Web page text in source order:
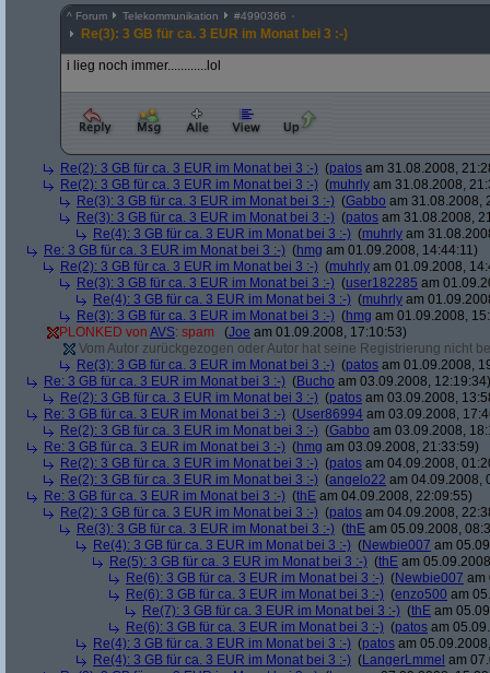
^ Forum Telekommunikation #4990366
Re(3): 3 GB für ca. 3 EUR im Monat bei 3 :-)
i lieg noch immer............lol
Re(2): 3 GB für ca. 3 EUR im Monat bei 3 :-) (patos am 31.08.2008,
Re(2): 3 GB für ca. 3 EUR im Monat bei 3 :-) (muhrly am 31.08.2008,
Re(3): 3 GB für ca. 3 EUR im Monat bei 3 :-) (Gabbo am 31.08.2008,
Re(3): 3 GB für ca. 3 EUR im Monat bei 3 :-) (patos am 31.08.2008,
Re(4): 3 GB für ca. 3 EUR im Monat bei 3 :-) (muhrly am
Re: 3 GB für ca. 3 EUR im Monat bei 3 :-) (hmg am 01.09.2008, 14:44:11)
Re(2): 3 GB für ca. 3 EUR im Monat bei 3 :-) (muhrly am 01.09.2008,
Re(3): 3 GB für ca. 3 EUR im Monat bei 3 :-) (user182285 am
Re(4): 3 GB für ca. 3 EUR im Monat bei 3 :-) (muhrly am
Re(3): 3 GB für ca. 3 EUR im Monat bei 3 :-) (hmg am 01.09.2008,
PLONKED von AVS: spam (Joe am 01.09.2008, 17:10:53)
Vom Autor zurückgezogen oder Autor hat seine Registrierung nicht
Re(3): 3 GB für ca. 3 EUR im Monat bei 3 :-) (patos am 01.09.2008,
Re: 3 GB für ca. 3 EUR im Monat bei 3 :-) (Bucho am 03.09.2008, 12:19:34)
Re(2): 3 GB für ca. 3 EUR im Monat bei 3 :-) (patos am 03.09.2008,
Re: 3 GB für ca. 3 EUR im Monat bei 3 :-) (User86994 am 03.09.2008,
Re(2): 3 GB für ca. 3 EUR im Monat bei 3 :-) (Gabbo am 03.09.2008,
Re: 3 GB für ca. 3 EUR im Monat bei 3 :-) (hmg am 03.09.2008, 21:33:59)
Re(2): 3 GB für ca. 3 EUR im Monat bei 3 :-) (patos am 04.09.2008,
Re(2): 3 GB für ca. 3 EUR im Monat bei 3 :-) (angelo22 am 04.09.2008,
Re: 3 GB für ca. 3 EUR im Monat bei 3 :-) (thE am 04.09.2008, 22:09:55)
Re(2): 3 GB für ca. 3 EUR im Monat bei 3 :-) (patos am 04.09.2008,
Re(3): 3 GB für ca. 3 EUR im Monat bei 3 :-) (thE am 05.09.2008,
Re(4): 3 GB für ca. 3 EUR im Monat bei 3 :-) (Newbie007 am
Re(5): 3 GB für ca. 3 EUR im Monat bei 3 :-) (thE am
Re(6): 3 GB für ca. 3 EUR im Monat bei 3 :-) (Newbie007 am
Re(6): 3 GB für ca. 3 EUR im Monat bei 3 :-) (enzo500 am
Re(7): 3 GB für ca. 3 EUR im Monat bei 3 :-) (thE am
Re(6): 3 GB für ca. 3 EUR im Monat bei 3 :-) (patos am
Re(4): 3 GB für ca. 3 EUR im Monat bei 3 :-) (patos am
Re(4): 3 GB für ca. 3 EUR im Monat bei 3 :-) (LangerLmmel am